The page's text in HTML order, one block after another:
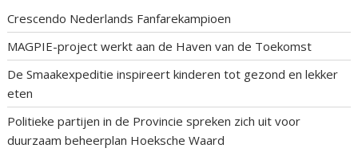
Crescendo Nederlands Fanfarekampioen
MAGPIE-project werkt aan de Haven van de Toekomst
De Smaakexpeditie inspireert kinderen tot gezond en lekker
eten
Politieke partijen in de Provincie spreken zich uit voor
duurzaam beheerplan Hoeksche Waard